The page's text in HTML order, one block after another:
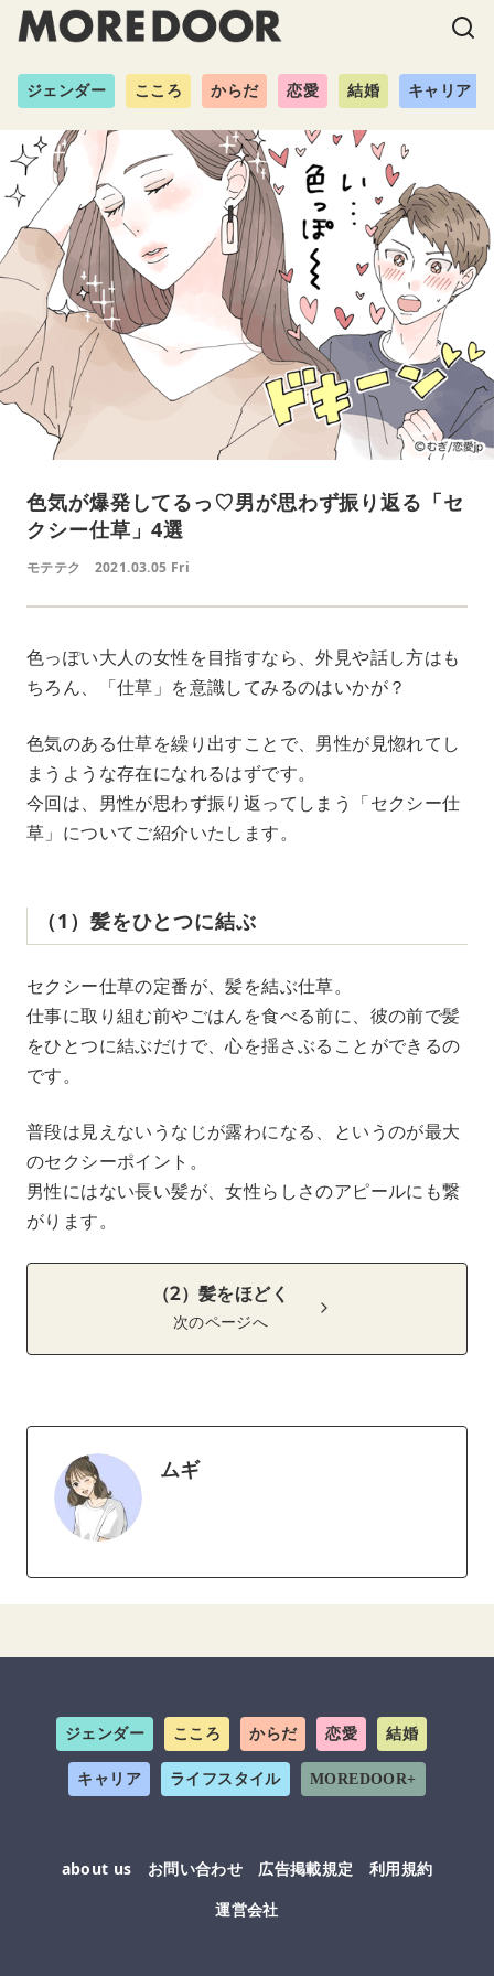
ジェンダー こころ からだ 恋愛 結婚 キャリア
色気が爆発してるっ♡男が思わず振り返る「セ
クシー仕草」4選
モテテク 2021.03.05 Fri
色っぽい大人の女性を目指すなら、外見や話し方はも
ちろん、「仕草」を意識してみるのはいかが？
色気のある仕草を繰り出すことで、男性が見惚れてし
まうような存在になれるはずです。
今回は、男性が思わず振り返ってしまう「セクシー仕
草」についてご紹介いたします。
（1）髪をひとつに結ぶ
セクシー仕草の定番が、髪を結ぶ仕草。
仕事に取り組む前やごはんを食べる前に、彼の前で髪
をひとつに結ぶだけで、心を揺さぶることができるの
です。
普段は見えないうなじが露わになる、というのが最大
のセクシーポイント。
男性にはない長い髪が、女性らしさのアピールにも繋
がります。
（2）髪をほどく
次のページへ
ムギ
ジェンダー こころ からだ 恋愛 結婚
キャリア ライフスタイル MOREDOOR+
about us お問い合わせ 広告掲載規定
利用規約
運営会社